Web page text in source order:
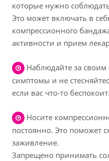
которые нужно
Это может включать в
компрессионного
активности и прием
Наблюдайте за
симптомы и не
если вас что-то беспокоит.
Носите
постоянно. Это поможет
заживление.
Запрещено принимать